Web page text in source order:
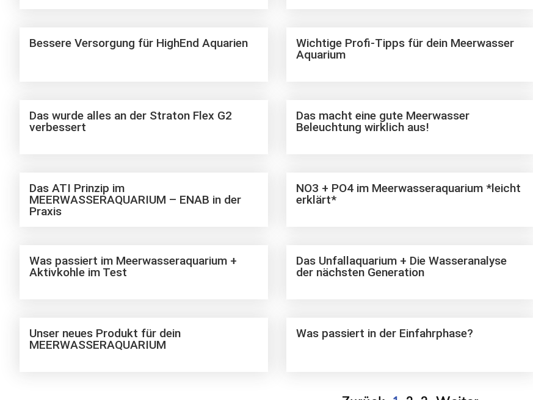
Bessere Versorgung für HighEnd Aquarien
Wichtige Profi-Tipps für dein Meerwasser
Aquarium
Das wurde alles an der Straton Flex G2
verbessert
Das macht eine gute Meerwasser
Beleuchtung wirklich aus!
Das ATI Prinzip im
MEERWASSERAQUARIUM – ENAB in der
Praxis
NO3 + PO4 im Meerwasseraquarium *leicht
erklärt*
Was passiert im Meerwasseraquarium +
Aktivkohle im Test
Das Unfallaquarium + Die Wasseranalyse
der nächsten Generation
Unser neues Produkt für dein
MEERWASSERAQUARIUM
Was passiert in der Einfahrphase?